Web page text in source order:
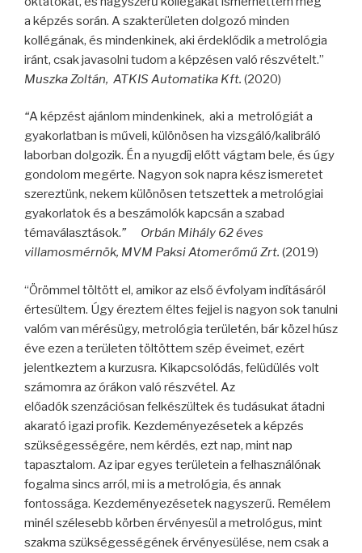
a képzés során. A szakterületen dolgozó minden
kollégának, és mindenkinek, aki érdeklődik a metrológia
iránt, csak javasolni tudom a képzésen való részvételt.”
Muszka Zoltán, ATKIS Automatika Kft. (2020)
“A képzést ajánlom mindenkinek, aki a metrológiát a
gyakorlatban is műveli, különösen ha vizsgáló/kalibráló
laborban dolgozik. Én a nyugdíj előtt vágtam bele, és úgy
gondolom megérte. Nagyon sok napra kész ismeretet
szereztünk, nekem különösen tetszettek a metrológiai
gyakorlatok és a beszámolók kapcsán a szabad
témaválasztások.” Orbán Mihály 62 éves
villamosmérnök, MVM Paksi Atomerőmű Zrt. (2019)
“Örömmel töltött el, amikor az első évfolyam indításáról
értesültem. Úgy éreztem éltes fejjel is nagyon sok tanulni
valóm van mérésügy, metrológia területén, bárközel húsz
éve ezen a területen töltöttem szép éveimet, ezért
jelentkeztem a kurzusra. Kikapcsolódás, felüdülés volt
számomra az órákon való részvétel. Az
előadókszenzációsan felkészültek és tudásukat átadni
akarató igazi profik. Kezdeményezésetek a képzés
szükségességére, nem kérdés, ezt nap, mint nap
tapasztalom. Az ipar egyes területein a felhasználónak
fogalma sincs arról, mi is a metrológia, és annak
fontossága. Kezdeményezésetek nagyszerű. Remélem
minél szélesebb körben érvényesül a metrológus, mint
szakma szükségességének érvényesülése, nem csak a